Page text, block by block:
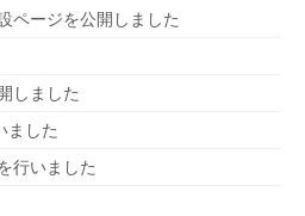
ページを公開しました
しました
ました
行いました